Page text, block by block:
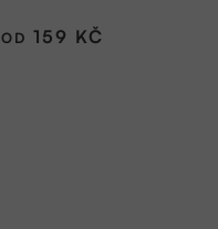
OD 159 KČ